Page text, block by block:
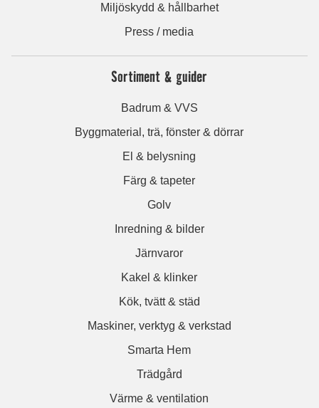
Miljöskydd & hållbarhet
Press / media
Sortiment & guider
Badrum & VVS
Byggmaterial, trä, fönster & dörrar
El & belysning
Färg & tapeter
Golv
Inredning & bilder
Järnvaror
Kakel & klinker
Kök, tvätt & städ
Maskiner, verktyg & verkstad
Smarta Hem
Trädgård
Värme & ventilation